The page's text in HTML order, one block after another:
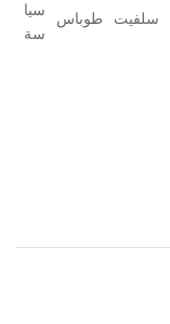
سلفيت
طوباس
سيا
سة